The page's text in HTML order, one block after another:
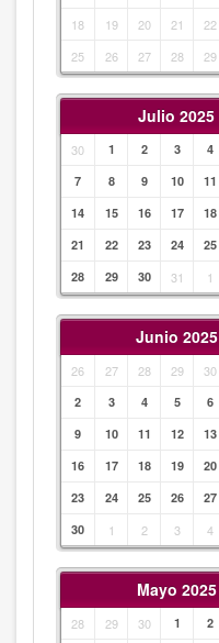
18
19 20 21 22
25
26 27 28 29
Julio 2025
30 1 2 3 4
7
8 9 10 11
14
15 16 17 18
21
22 23 24 25
28
29 30 31 1
Junio 2025
26 27 28 29 30
2
3 4 5 6
9
10 11 12 13
16
17 18 19 20
23
24 25 26 27
30
1 2 3 4
Mayo 2025
28 29 30 1 2